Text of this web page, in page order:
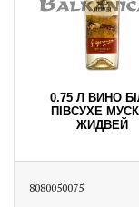
0.75 Л ВИНО
ПІВСУХЕ
ЖИДВЕЙ
8080050075